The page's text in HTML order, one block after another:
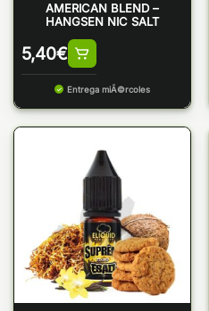
AMERICAN BLEND –
HANGSEN NIC SALT
5,40€
Entrega miÃ©rcoles